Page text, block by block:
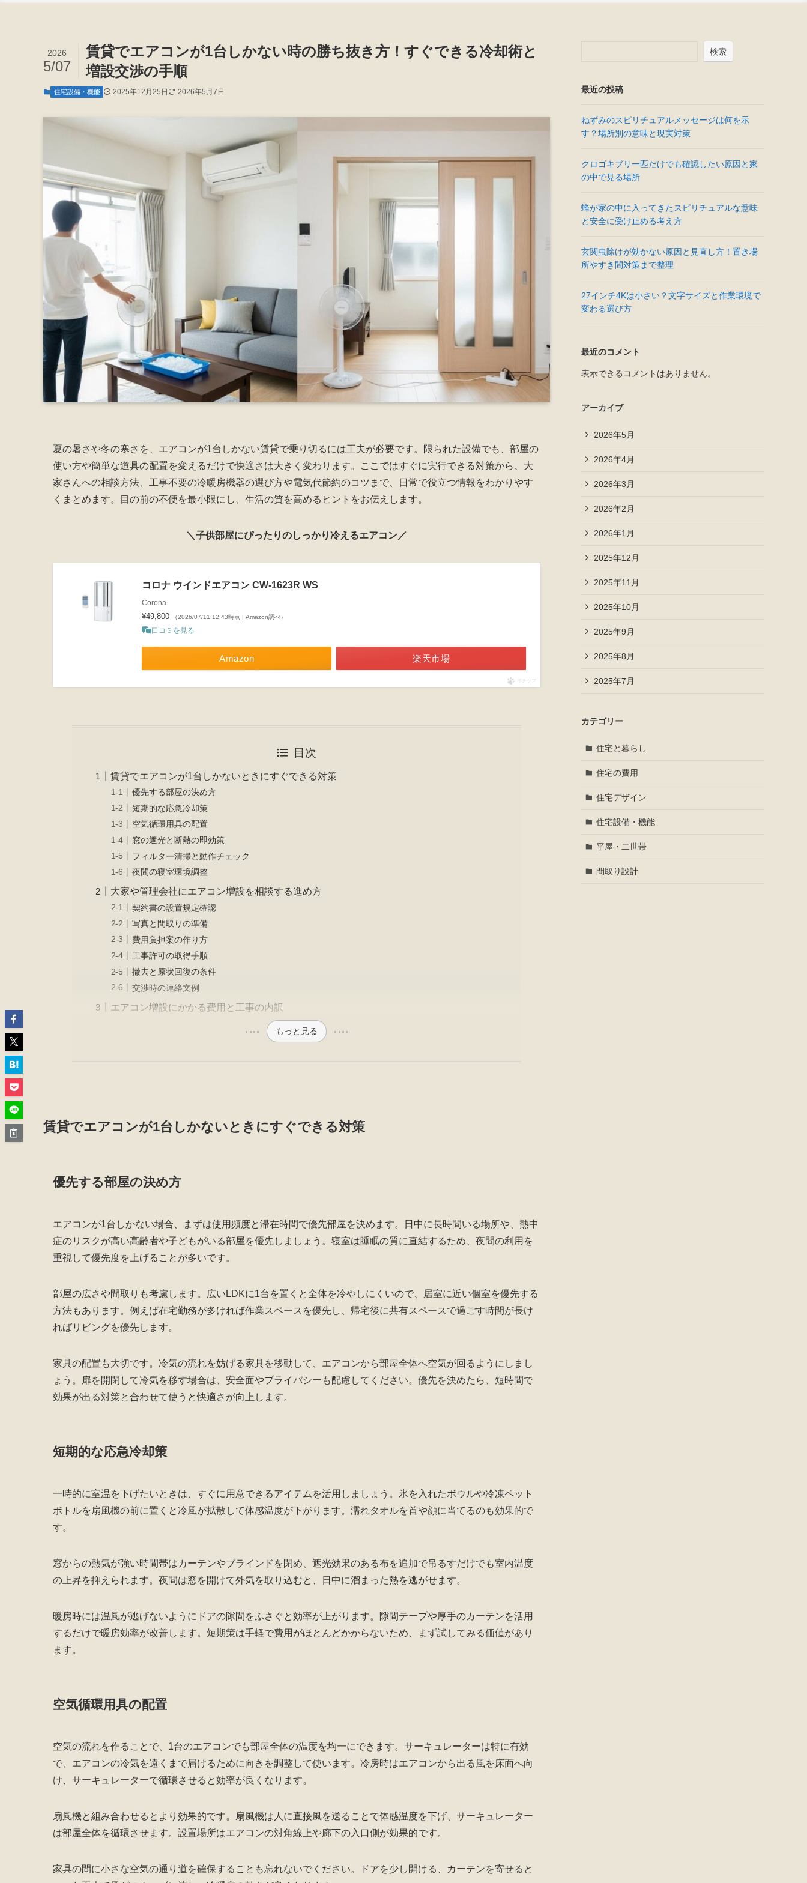
賃貸でエアコンが1台しかない時の勝ち抜き方！すぐできる冷却術と
増設交渉の手順
2026
5/07
住宅設備・機能 2025年12月25日 2026年5月7日
夏の暑さや冬の寒さを、エアコンが1台しかない賃貸で乗り切るには工夫が必要です。限られた設備でも、部屋の
使い方や簡単な道具の配置を変えるだけで快適さは大きく変わります。ここではすぐに実行できる対策から、大
家さんへの相談方法、工事不要の冷暖房機器の選び方や電気代節約のコツまで、日常で役立つ情報をわかりやす
くまとめます。目の前の不便を最小限にし、生活の質を高めるヒントをお伝えします。
＼子供部屋にぴったりのしっかり冷えるエアコン／
コロナ ウインドエアコン CW-1623R WS
Corona
¥49,800 （2026/07/11 12:43時点 | Amazon調べ）
口コミを見る
Amazon 楽天市場
ポチップ
目次
賃貸でエアコンが1台しかないときにすぐできる対策
優先する部屋の決め方
短期的な応急冷却策
空気循環用具の配置
窓の遮光と断熱の即効策
フィルター清掃と動作チェック
夜間の寝室環境調整
大家や管理会社にエアコン増設を相談する進め方
契約書の設置規定確認
写真と間取りの準備
費用負担案の作り方
工事許可の取得手順
撤去と原状回復の条件
交渉時の連絡文例
エアコン増設にかかる費用と工事の内訳
もっと見る
賃貸でエアコンが1台しかないときにすぐできる対策
優先する部屋の決め方
エアコンが1台しかない場合、まずは使用頻度と滞在時間で優先部屋を決めます。日中に長時間いる場所や、熱中
症のリスクが高い高齢者や子どもがいる部屋を優先しましょう。寝室は睡眠の質に直結するため、夜間の利用を
重視して優先度を上げることが多いです。
部屋の広さや間取りも考慮します。広いLDKに1台を置くと全体を冷やしにくいので、居室に近い個室を優先する
方法もあります。例えば在宅勤務が多ければ作業スペースを優先し、帰宅後に共有スペースで過ごす時間が長け
ればリビングを優先します。
家具の配置も大切です。冷気の流れを妨げる家具を移動して、エアコンから部屋全体へ空気が回るようにしまし
ょう。扉を開閉して冷気を移す場合は、安全面やプライバシーも配慮してください。優先を決めたら、短時間で
効果が出る対策と合わせて使うと快適さが向上します。
短期的な応急冷却策
一時的に室温を下げたいときは、すぐに用意できるアイテムを活用しましょう。氷を入れたボウルや冷凍ペット
ボトルを扇風機の前に置くと冷風が拡散して体感温度が下がります。濡れタオルを首や顔に当てるのも効果的で
す。
窓からの熱気が強い時間帯はカーテンやブラインドを閉め、遮光効果のある布を追加で吊るすだけでも室内温度
の上昇を抑えられます。夜間は窓を開けて外気を取り込むと、日中に溜まった熱を逃がせます。
暖房時には温風が逃げないようにドアの隙間をふさぐと効率が上がります。隙間テープや厚手のカーテンを活用
するだけで暖房効率が改善します。短期策は手軽で費用がほとんどかからないため、まず試してみる価値があり
ます。
空気循環用具の配置
空気の流れを作ることで、1台のエアコンでも部屋全体の温度を均一にできます。サーキュレーターは特に有効
で、エアコンの冷気を遠くまで届けるために向きを調整して使います。冷房時はエアコンから出る風を床面へ向
け、サーキュレーターで循環させると効率が良くなります。
扇風機と組み合わせるとより効果的です。扇風機は人に直接風を送ることで体感温度を下げ、サーキュレーター
は部屋全体を循環させます。設置場所はエアコンの対角線上や廊下の入口側が効果的です。
家具の間に小さな空気の通り道を確保することも忘れないでください。ドアを少し開ける、カーテンを寄せると
検索
最近の投稿
ねずみのスピリチュアルメッセージは何を示
す？場所別の意味と現実対策
クロゴキブリ一匹だけでも確認したい原因と家
の中で見る場所
蜂が家の中に入ってきたスピリチュアルな意味
と安全に受け止める考え方
玄関虫除けが効かない原因と見直し方！置き場
所やすき間対策まで整理
27インチ4Kは小さい？文字サイズと作業環境で
変わる選び方
最近のコメント
表示できるコメントはありません。
アーカイブ
2026年5月
2026年4月
2026年3月
2026年2月
2026年1月
2025年12月
2025年11月
2025年10月
2025年9月
2025年8月
2025年7月
カテゴリー
住宅と暮らし
住宅の費用
住宅デザイン
住宅設備・機能
平屋・二世帯
間取り設計